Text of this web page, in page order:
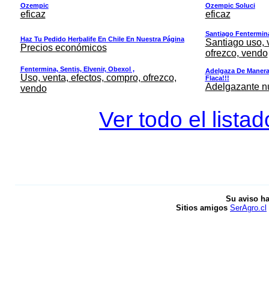
Ozempic
eficaz
Ozempic Soluci
eficaz
Haz Tu Pedido Herbalife En Chile En Nuestra Página
Precios económicos
Santiago
Santiago uso,
ofrezco, vendo
Fentermina, Sentis, Elvenir, Obexol ,
Uso, venta, efectos, compro, ofrezco,
vendo
Adelgaza De
Flaca!!!
Adelgazante
Ver todo el
Su aviso
Sitios amigos SerAgro.cl